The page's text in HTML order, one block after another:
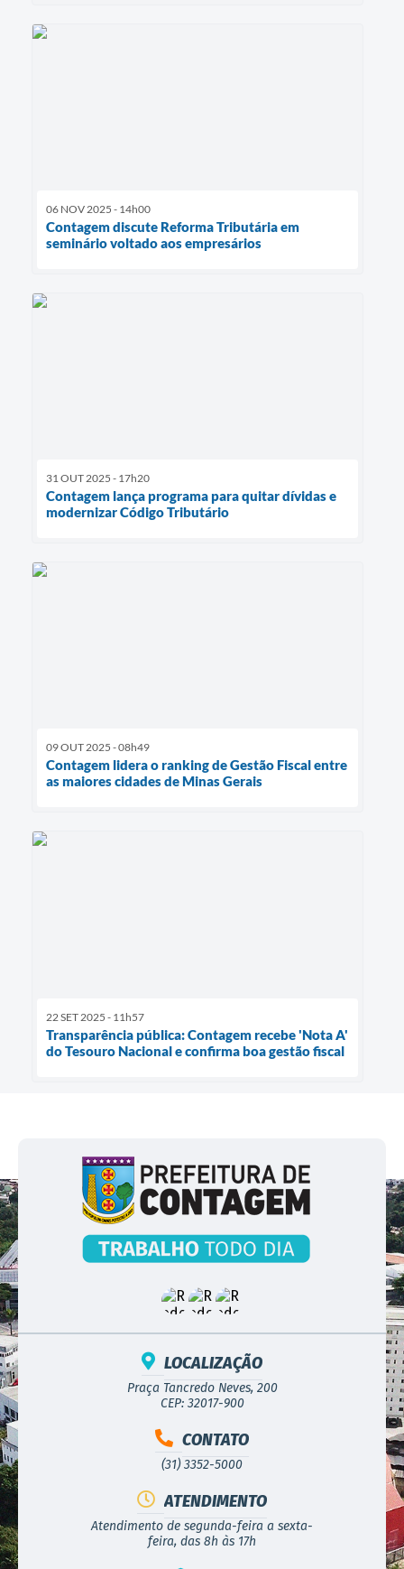
06 NOV 2025 - 14h00
Contagem discute Reforma Tributária em
seminário voltado aos empresários
31 OUT 2025 - 17h20
Contagem lança programa para quitar dívidas e
modernizar Código Tributário
09 OUT 2025 - 08h49
Contagem lidera o ranking de Gestão Fiscal entre
as maiores cidades de Minas Gerais
22 SET 2025 - 11h57
Transparência pública: Contagem recebe 'Nota A'
do Tesouro Nacional e confirma boa gestão fiscal
LOCALIZAÇÃO
Praça Tancredo Neves, 200
CEP: 32017-900
CONTATO
(31) 3352-5000
ATENDIMENTO
Atendimento de segunda-feira a sexta-
feira, das 8h às 17h